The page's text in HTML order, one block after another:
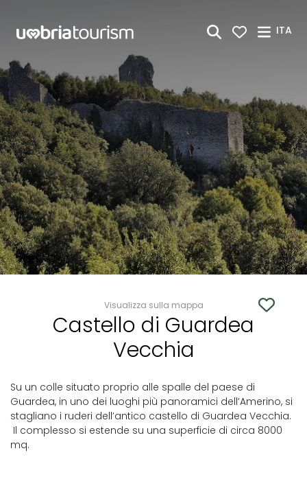
ITA
Visualizza sulla mappa
Castello di Guardea
Vecchia
Su un colle situato proprio alle spalle del paese di
Guardea, in uno dei luoghi più panoramici dell’Amerino, si
stagliano i ruderi dell’antico castello di Guardea Vecchia.
Il complesso si estende su una superficie di circa 8000
mq.